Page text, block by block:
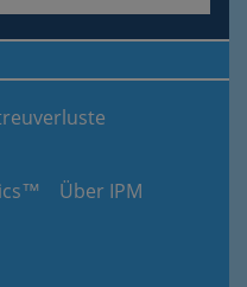
Über IPM